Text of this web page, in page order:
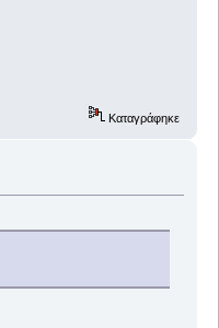
Καταγράφηκε